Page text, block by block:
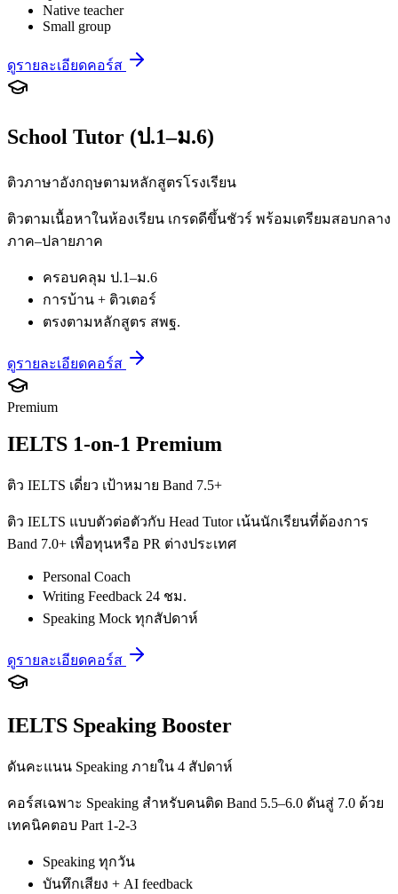
Native teacher
Small group
ดูรายละเอียดคอร์ส
School Tutor (ป.1–ม.6)
ติวภาษาอังกฤษตามหลักสูตรโรงเรียน
ติวตามเนื้อหาในห้องเรียน เกรดดีขึ้นชัวร์ พร้อมเตรียมสอบกลาง
ภาค–ปลายภาค
ครอบคลุม ป.1–ม.6
การบ้าน + ติวเตอร์
ตรงตามหลักสูตร สพฐ.
ดูรายละเอียดคอร์ส
Premium
IELTS 1-on-1 Premium
ติว IELTS เดี่ยว เป้าหมาย Band 7.5+
ติว IELTS แบบตัวต่อตัวกับ Head Tutor เน้นนักเรียนที่ต้องการ
Band 7.0+ เพื่อทุนหรือ PR ต่างประเทศ
Personal Coach
Writing Feedback 24 ชม.
Speaking Mock ทุกสัปดาห์
ดูรายละเอียดคอร์ส
IELTS Speaking Booster
ดันคะแนน Speaking ภายใน 4 สัปดาห์
คอร์สเฉพาะ Speaking สำหรับคนติด Band 5.5–6.0 ดันสู่ 7.0 ด้วย
เทคนิคตอบ Part 1-2-3
Speaking ทุกวัน
บันทึกเสียง + AI feedback